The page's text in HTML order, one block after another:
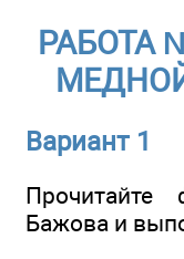
РАБОТА
Вариант 1
Бажова и